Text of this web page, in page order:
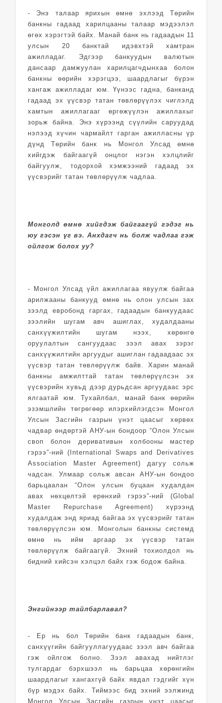
- Энэ талаар ярихын өмнө эхлээд Төрийн
банкны гадаад харилцааны талаар мэдээлэл
өгөх хэрэгтэй байх. Манай банк нь гадаадын 11
улсын 20 банктай идэвхтэй хамтран
ажилладаг. Эдгээр банкуудын валютын
дансаар дамжуулан харилцагчдынхаа болон
банкны өөрийн хэрэгцээ, шаардлагыг бүрэн
хангаж ажилладаг юм. Үүнээс гадна, банканд
гадаад эх үүсвэр татан төвлөрүүлэх чиглэлд
хамтын ажиллагааг өргөжүүлэн ажиллахыг
зорьж байна. Энэ хүрээнд сүүлийн саруудад
нэлээд хүчин чармайлт гарган ажилласны үр
дүнд Төрийн банк нь Монгол Улсад өмнө
хийгдэж байгаагүй онцлог нэгэн хэлцлийг
байгуулж, тодорхой хэмжээний гадаад эх
үүсвэрийг татан төвлөрүүлж чадлаа.
Монголд өмнө хийгдэж байгаагүй гэдэг нь
юу гэсэн үг вэ. Анхдагч нь болж чадлаа гэж
ойлгож болох уу?
- Монгол Улсад үйл ажиллагаа явуулж байгаа
арилжааны банкууд өмнө нь олон улсын зах
зээлд евробонд гаргах, гадаадын банкуудаас
зээлийн шугам авч ашиглах, худалдааны
санхүүжилтийн шугам нээх, хөрөнгө
оруулалтын сангуудаас зээл авах зэрэг
санхүүжилтийн аргуудыг ашиглан гадаадаас эх
үүсвэр татан төвлөрүүлж байв. Харин манай
банкны амжилттай татан төвлөрүүлсэн эх
үүсвэрийн хувьд дээр дурьдсан аргуудаас эрс
ялгаатай юм. Тухайлбал, манай банк өөрийн
эзэмшлийн төгрөгөөр илэрхийлэгдсэн Монгол
Улсын Засгийн газрын үнэт цаасыг хөрвөх
чадвар өндөртэй АНУ-ын бондоор “Олон Улсын
своп болон деривативын холбооны мастер
гэрээ”-ний (International Swaps and Derivatives
Association Master Agreement) дагуу сольж
чадсан. Улмаар сольж авсан АНУ-ын бондоо
барьцаалан “Олон улсын буцаан худалдан
авах нөхцөлтэй ерөнхий гэрээ”-ний (Global
Master Repurchase Agreement) хүрээнд
худалдаж энд яриад байгаа эх үүсвэрийг татан
төвлөрүүлсэн юм. Монголын банкны системд
өмнө нь ийм аргаар эх үүсвэр татан
төвлөрүүлж байгаагүй. Эхний тохиолдол нь
бидний хийсэн хэлцэл байх гэж бодож байна.
Энгийнээр тайлбарлавал?
- Ер нь бол Төрийн банк гадаадын банк,
санхүүгийн байгууллагуудаас зээл авч байгаа
гэж ойлгож болно. Зээл авахад нийтлэг
тулгардаг бэрхшээл нь барьцаа хөрөнгийн
шаардлагыг хангахгүй байх явдал гэдгийг хүн
бүр мэдэх байх. Тиймээс бид эхний ээлжинд
Монгол Улсын Засгийн газрын үнэт цаасыг